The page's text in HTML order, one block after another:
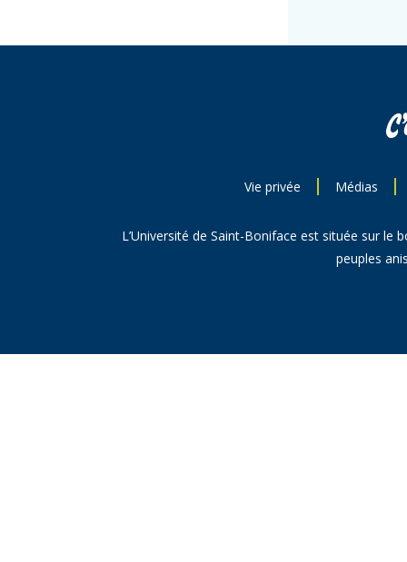
Vie privée Médias
L’Université de Saint-Boniface est située sur le
peuples